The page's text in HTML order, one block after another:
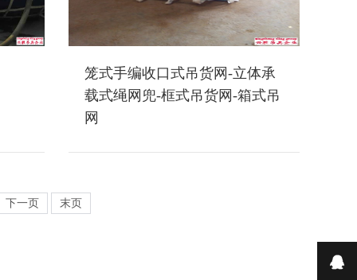
笼式手编收口式吊货网-立体承
载式绳网兜-框式吊货网-箱式吊
网
下一页 末页
在